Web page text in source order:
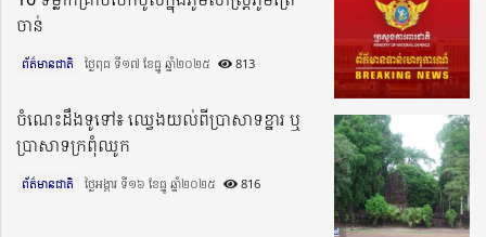
ចាន់
ព័ត៌មានជាតិ ថ្ងៃពុធ ទី១៧ ខែធ្នូ ឆ្នាំ២០២៥​ 813
ចំណេះដឹងទូទៅ៖ ឈ្វេងយល់ពីប្រាសាទខ្នារ ឬ
ប្រាសាទក្រពុំឈូក
ព័ត៌មានជាតិ ថ្ងៃអង្គារ ទី១៦ ខែធ្នូ ឆ្នាំ២០២៥​ 816